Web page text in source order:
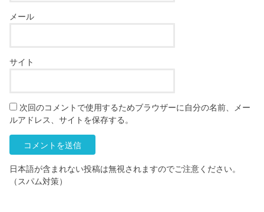
メール
サイト
次回のコメントで使用するためブラウザーに自分の名前、メー
ルアドレス、サイトを保存する。
日本語が含まれない投稿は無視されますのでご注意ください。
（スパム対策）